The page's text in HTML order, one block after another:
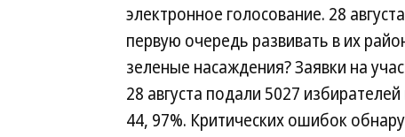
электронное голосование. 28
первую очередь развивать в их
зеленые насаждения? Заявки на
28 августа подали 5027
44, 97%. Критических ошибок